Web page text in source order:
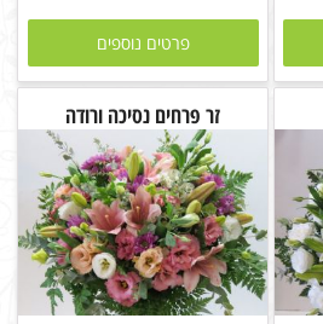
פרטים נוספים
זר פרחים נסיכה ורודה